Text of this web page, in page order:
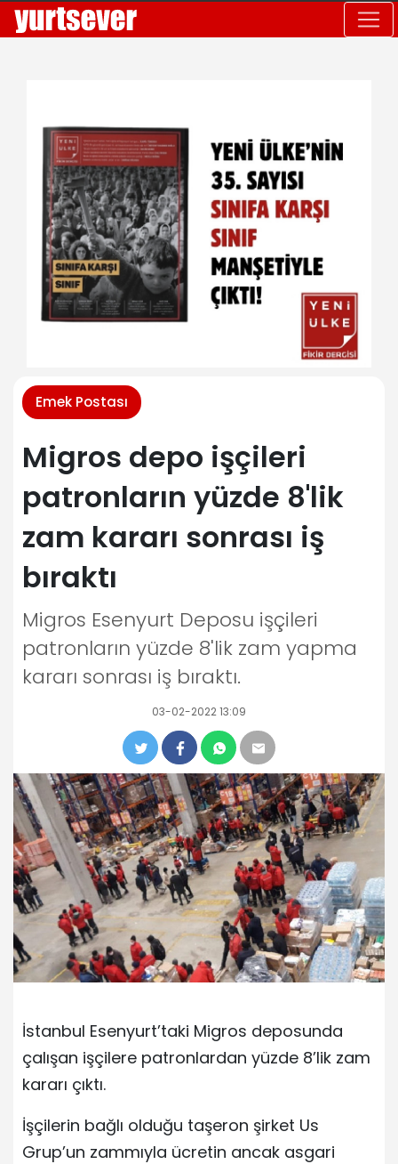
Emek Postası
Migros depo işçileri
patronların yüzde 8'lik
zam kararı sonrası iş
bıraktı
Migros Esenyurt Deposu işçileri
patronların yüzde 8'lik zam yapma
kararı sonrası iş bıraktı.
03-02-2022 13:09
İstanbul Esenyurt’taki Migros deposunda
çalışan işçilere patronlardan yüzde 8’lik zam
kararı çıktı.
İşçilerin bağlı olduğu taşeron şirket Us
Grup’un zammıyla ücretin ancak asgari